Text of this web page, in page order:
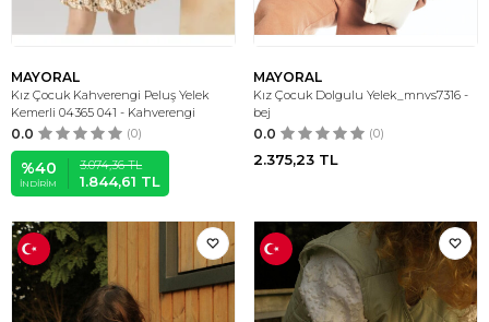
MAYORAL
Kız Çocuk Kahverengi Peluş Yelek
Kemerli 04365 041 - Kahverengi
0.0 (0)
%40
İNDIRIM
3.074,36TL
1.844,61 TL
MAYORAL
Kız Çocuk Dolgulu Yelek_mnvs7316 -
bej
0.0 (0)
2.375,23 TL